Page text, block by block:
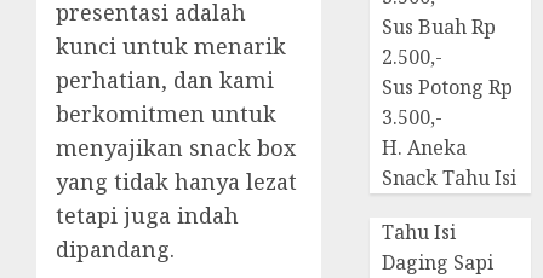
presentasi adalah
kunci untuk menarik
perhatian, dan kami
berkomitmen untuk
menyajikan snack box
yang tidak hanya lezat
tetapi juga indah
dipandang.
Sus Buah Rp
2.500,-
Sus Potong Rp
3.500,-
H. Aneka
Snack Tahu Isi
Tahu Isi
Daging Sapi